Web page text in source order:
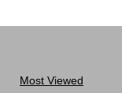
Most Viewed